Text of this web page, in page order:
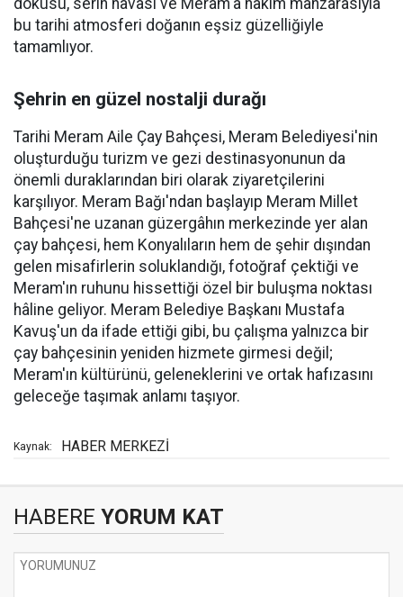
dokusu, serin havası ve Meram'a hâkim manzarasıyla
bu tarihi atmosferi doğanın eşsiz güzelliğiyle
tamamlıyor.
Şehrin en güzel nostalji durağı
Tarihi Meram Aile Çay Bahçesi, Meram Belediyesi'nin
oluşturduğu turizm ve gezi destinasyonunun da
önemli duraklarından biri olarak ziyaretçilerini
karşılıyor. Meram Bağı'ndan başlayıp Meram Millet
Bahçesi'ne uzanan güzergâhın merkezinde yer alan
çay bahçesi, hem Konyalıların hem de şehir dışından
gelen misafirlerin soluklandığı, fotoğraf çektiği ve
Meram'ın ruhunu hissettiği özel bir buluşma noktası
hâline geliyor. Meram Belediye Başkanı Mustafa
Kavuş'un da ifade ettiği gibi, bu çalışma yalnızca bir
çay bahçesinin yeniden hizmete girmesi değil;
Meram'ın kültürünü, geleneklerini ve ortak hafızasını
geleceğe taşımak anlamı taşıyor.
Kaynak: HABER MERKEZİ
HABERE YORUM KAT